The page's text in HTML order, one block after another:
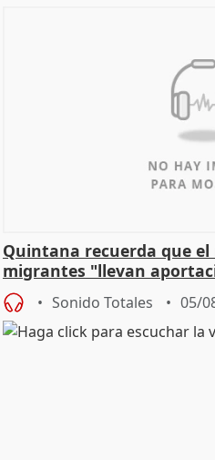
Quintana recuerda que
migrantes "llevan
central
Sonido Totales 05/